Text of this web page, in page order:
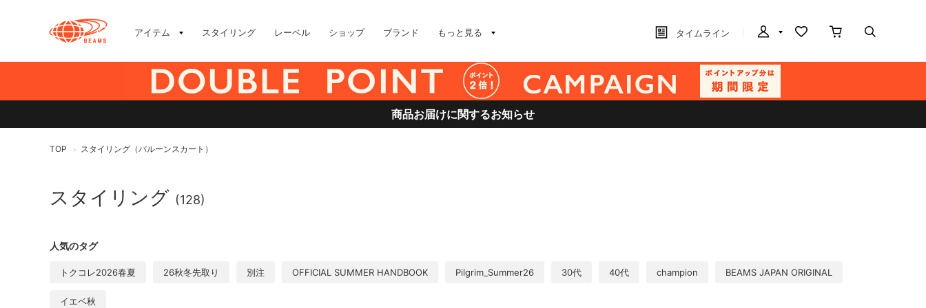
アイテム スタイリング レーベル ショップ ブランド もっと見る タイムライン
商品お届けに関するお知らせ
TOP > スタイリング（バルーンスカート）
スタイリング (128)
人気のタグ
トクコレ2026春夏 26秋冬先取り 別注 OFFICIAL SUMMER HANDBOOK Pilgrim_Summer26 30代 40代 champion BEAMS JAPAN ORIGINAL
イエベ秋